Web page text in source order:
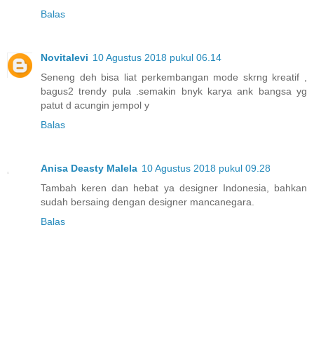
Balas
Novitalevi 10 Agustus 2018 pukul 06.14
Seneng deh bisa liat perkembangan mode skrng kreatif ,
bagus2 trendy pula .semakin bnyk karya ank bangsa yg
patut d acungin jempol y
Balas
Anisa Deasty Malela 10 Agustus 2018 pukul 09.28
Tambah keren dan hebat ya designer Indonesia, bahkan
sudah bersaing dengan designer mancanegara.
Balas